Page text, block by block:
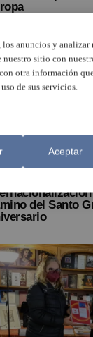
del Santo
anuncios y analizar
sitio con
otra información
de sus servicios.
Aceptar